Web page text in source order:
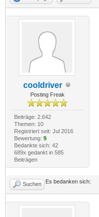
cooldriver
Posting Freak
Beiträge: 2.642
Themen: 10
Registriert seit: Jul 2016
Bewertung: 9
Bedankte sich: 42
689x gedankt in 585
Beiträgen
Suchen Es bedanken sich: